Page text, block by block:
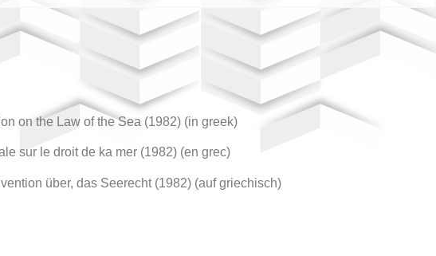
on the Law of the Sea (1982) (in greek)
sur le droit de ka mer (1982) (en grec)
über, das Seerecht (1982) (auf griechisch)